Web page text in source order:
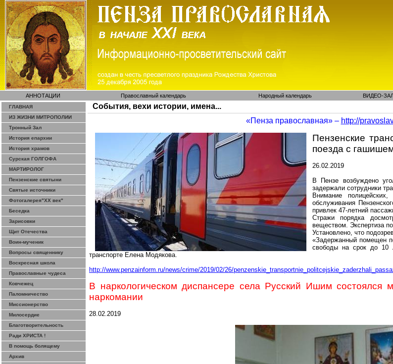
АННОТАЦИИ Православный календарь Народный календарь ВИДЕО-
ГЛАВНАЯ
ИЗ ЖИЗНИ МИТРОПОЛИИ
Тронный Зал
История епархии
История храмов
Сурская ГОЛГОФА
МАРТИРОЛОГ
Пензенские святыни
Святые источники
Фотогалерея"ХХ век"
Беседка
Зарисовки
Щит Отечества
Воин-мученик
Вопросы священнику
Воскресная школа
Православные чудеса
Ковчежец
Паломничество
Миссионерство
Милосердие
Благотворительность
Ради ХРИСТА !
В помощь болящему
Архив
События, вехи истории, имена...
«Пенза православная» – http://
Пензенские
поезда с
26.02.2019
В Пензе возбуждено
задержали сотрудники
Внимание
обслуживания
привлек 47-летний
Стражи порядка
веществом. Экспертиза
Установлено, что
«Задержанный помещен
свободы на срок до 10
транспорте Елена Модякова.
http://www.penzainform.ru/news/crime/2019/02/26/
В наркологическом диспансере села Русский Ишим состоялся
наркомании
28.02.2019